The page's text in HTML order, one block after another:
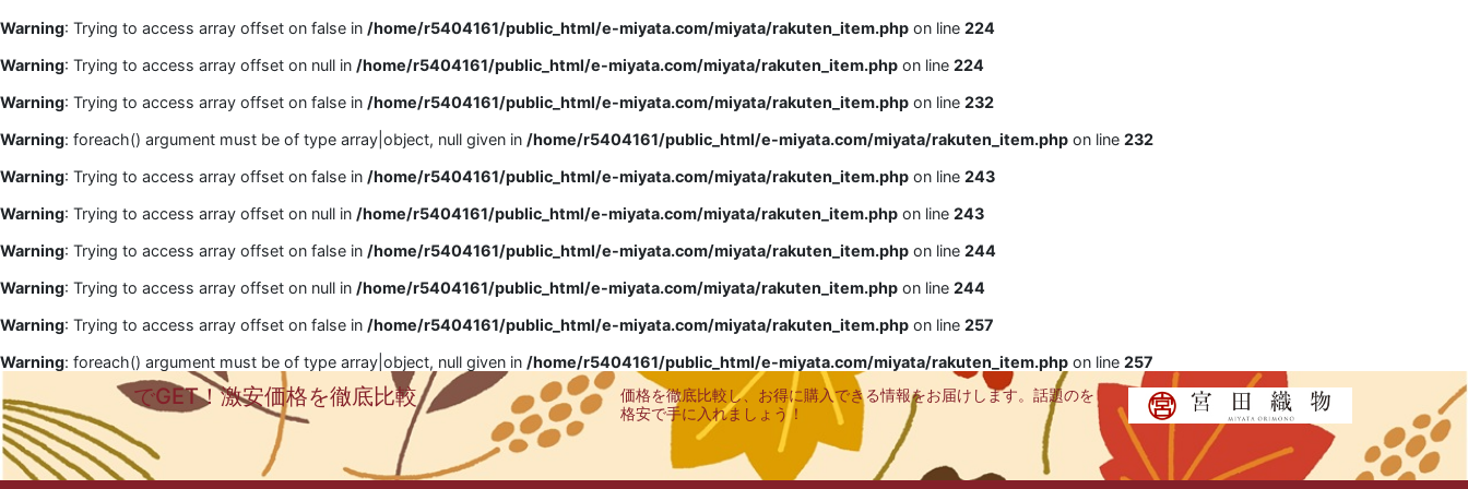
Warning: Trying to access array offset on false in /home/r5404161/public_html/e-miyata.com/miyata/rakuten_item.php on line 224
Warning: Trying to access array offset on null in /home/r5404161/public_html/e-miyata.com/miyata/rakuten_item.php on line 224
Warning: Trying to access array offset on false in /home/r5404161/public_html/e-miyata.com/miyata/rakuten_item.php on line 232
Warning: foreach() argument must be of type array|object, null given in /home/r5404161/public_html/e-miyata.com/miyata/rakuten_item.php on line 232
Warning: Trying to access array offset on false in /home/r5404161/public_html/e-miyata.com/miyata/rakuten_item.php on line 243
Warning: Trying to access array offset on null in /home/r5404161/public_html/e-miyata.com/miyata/rakuten_item.php on line 243
Warning: Trying to access array offset on false in /home/r5404161/public_html/e-miyata.com/miyata/rakuten_item.php on line 244
Warning: Trying to access array offset on null in /home/r5404161/public_html/e-miyata.com/miyata/rakuten_item.php on line 244
Warning: Trying to access array offset on false in /home/r5404161/public_html/e-miyata.com/miyata/rakuten_item.php on line 257
Warning: foreach() argument must be of type array|object, null given in /home/r5404161/public_html/e-miyata.com/miyata/rakuten_item.php on line 257
でGET！激安価格を徹底比較
価格を徹底比較し、お得に購入できる情報をお届けします。話題のを
格安で手に入れましょう！